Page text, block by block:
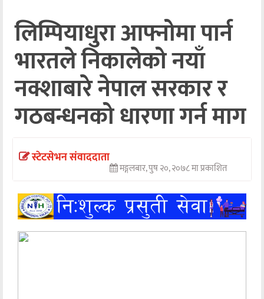
अन्तराष्ट्रिय
अन्तर्वार्ता
अर्थ
खेलकुद
मनोरञ्जन
लिम्पियाधुरा आफ्नोमा पार्न
भारतले निकालेको नयाँ
नक्शाबारे नेपाल सरकार र
गठबन्धनको धारणा गर्न माग
स्टेटसेभन संवाददाता
मङ्गलबार, पुष २०, २०७८ मा प्रकाशित